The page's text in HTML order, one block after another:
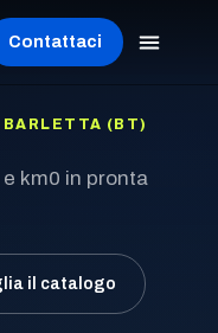
Contattaci
BARLETTA (BT)
km0 in pronta
il catalogo